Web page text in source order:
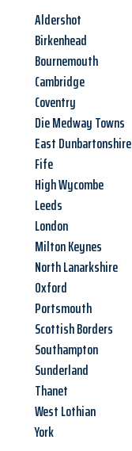
Aldershot
Birkenhead
Bournemouth
Cambridge
Coventry
Die Medway Towns
East Dunbartonshire
Fife
High Wycombe
Leeds
London
Milton Keynes
North Lanarkshire
Oxford
Portsmouth
Scottish Borders
Southampton
Sunderland
Thanet
West Lothian
York